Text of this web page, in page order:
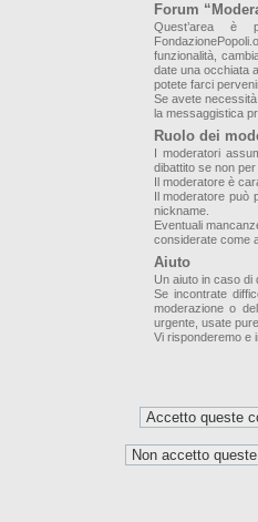
Forum
Quest’area è
funzionalità,
date una occhiata
potete farci
Se avete
la messaggistica
Ruolo dei
I moderatori
dibattito se non
Il moderatore è
Il moderatore può
nickname.
Eventuali
considerate come
Aiuto
Un aiuto in caso di
Se incontrate
moderazione o
urgente, usate
Vi risponderemo e